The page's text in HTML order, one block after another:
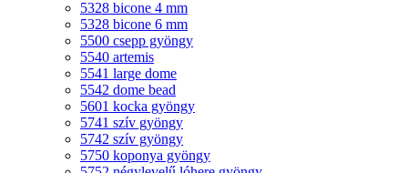
5328 bicone 4 mm
5328 bicone 6 mm
5500 csepp gyöngy
5540 artemis
5541 large dome
5542 dome bead
5601 kocka gyöngy
5741 szív gyöngy
5742 szív gyöngy
5750 koponya gyöngy